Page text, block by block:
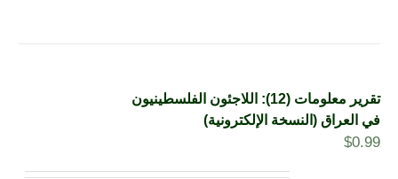
تقرير معلومات (12): اللاجئون الفلسطينيون
في العراق (النسخة الإلكترونية)
$0.99